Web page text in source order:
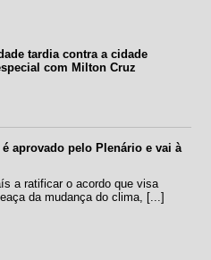
tardia contra a cidade
com Milton Cruz
aprovado pelo Plenário e vai à
a ratificar o acordo que visa
da mudança do clima, [...]